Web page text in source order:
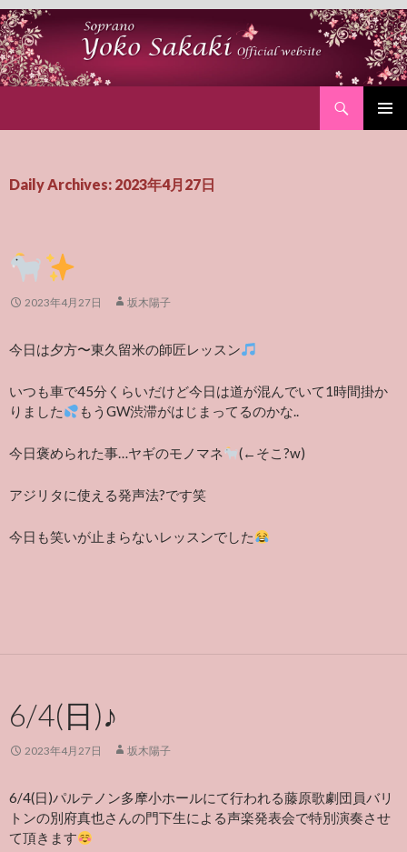
Daily Archives: 2023年4月27日
2023年4月27日 坂木陽子
今日は夕方〜東久留米の師匠レッスン
いつも車で45分くらいだけど今日は道が混んでいて1時間掛か
りました
もうGW渋滞がはじまってるのかな..
今日褒められた事…ヤギのモノマネ (←そこ?w)
アジリタに使える発声法?です笑
今日も笑いが止まらないレッスンでした
6/4(日)♪
2023年4月27日 坂木陽子
6/4(日)パルテノン多摩小ホールにて行われる藤原歌劇団員バリ
トンの別府真也さんの門下生による声楽発表会で特別演奏させ
て頂きます